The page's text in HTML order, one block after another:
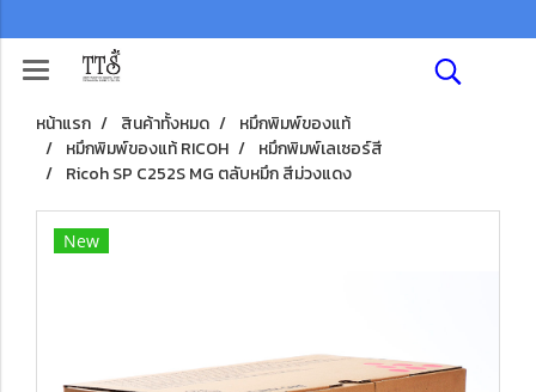
หน้าแรก สินค้าทั้งหมด
หมึกพิมพ์ของแท้
หมึกพิมพ์ของแท้ RICOH
หมึกพิมพ์เลเซอร์สี
Ricoh SP C252S MG ตลับหมึก สีม่วงแดง
New